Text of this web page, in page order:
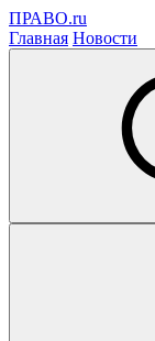
ПРАВО.ru
Главная Новости